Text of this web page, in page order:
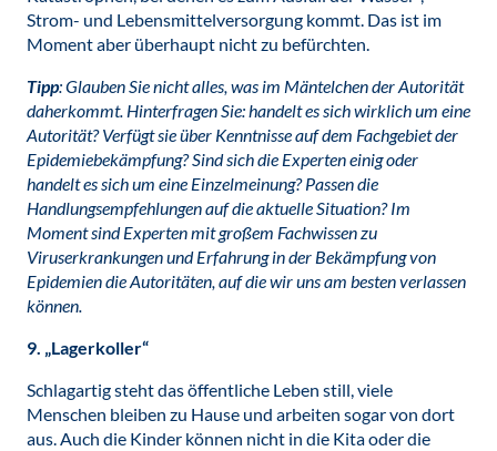
Strom- und Lebensmittelversorgung kommt. Das ist im
Moment aber überhaupt nicht zu befürchten.
Tipp: Glauben Sie nicht alles, was im Mäntelchen der Autorität
daherkommt. Hinterfragen Sie: handelt es sich wirklich um eine
Autorität? Verfügt sie über Kenntnisse auf dem Fachgebiet der
Epidemiebekämpfung? Sind sich die Experten einig oder
handelt es sich um eine Einzelmeinung? Passen die
Handlungsempfehlungen auf die aktuelle Situation? Im
Moment sind Experten mit großem Fachwissen zu
Viruserkrankungen und Erfahrung in der Bekämpfung von
Epidemien die Autoritäten, auf die wir uns am besten verlassen
können.
9. „Lagerkoller“
Schlagartig steht das öffentliche Leben still, viele
Menschen bleiben zu Hause und arbeiten sogar von dort
aus. Auch die Kinder können nicht in die Kita oder die